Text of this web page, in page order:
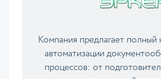
Компания предлагает полный
автоматизации
процессов: от